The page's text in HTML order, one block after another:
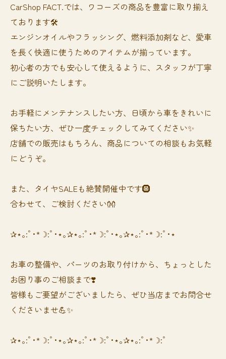
CarShop FACT.では、ワコーズの商品を豊富に取り揃え
ております🛠️
エンジンオイルやフラッシング、燃料添加剤など、愛車
を長く快適に使うためのアイテムが揃っています。
初心者の方でも安心して使えるように、スタッフが丁寧
にご説明いたします。
お手軽にメンテナンスしたい方、日頃から車をきれいに
保ちたい方、ぜひ一度チェックしてみてください✨
店舗での販売はもちろん、商品についての相談もお気軽
にどうぞ。
また、タイヤSALEも絶賛開催中です🛞
合わせて、ご検討ください👐
✰⋆｡:ﾟ･*☽:ﾟ･⋆｡✰⋆｡:ﾟ･*☽:ﾟ･⋆｡✰⋆｡:ﾟ･*☽:ﾟ･⋆
お車の整備や、パーツのお取り付けから、ちょっとした
お困り事のご相談まで❣️
皆様もご要望がございましたら、ぜひ当店までお問合せ
くださいませ💪✨
✰⋆｡:ﾟ･*☽:ﾟ･⋆｡✰⋆｡:ﾟ･*☽:ﾟ･⋆｡✰⋆｡:ﾟ･*☽:ﾟ